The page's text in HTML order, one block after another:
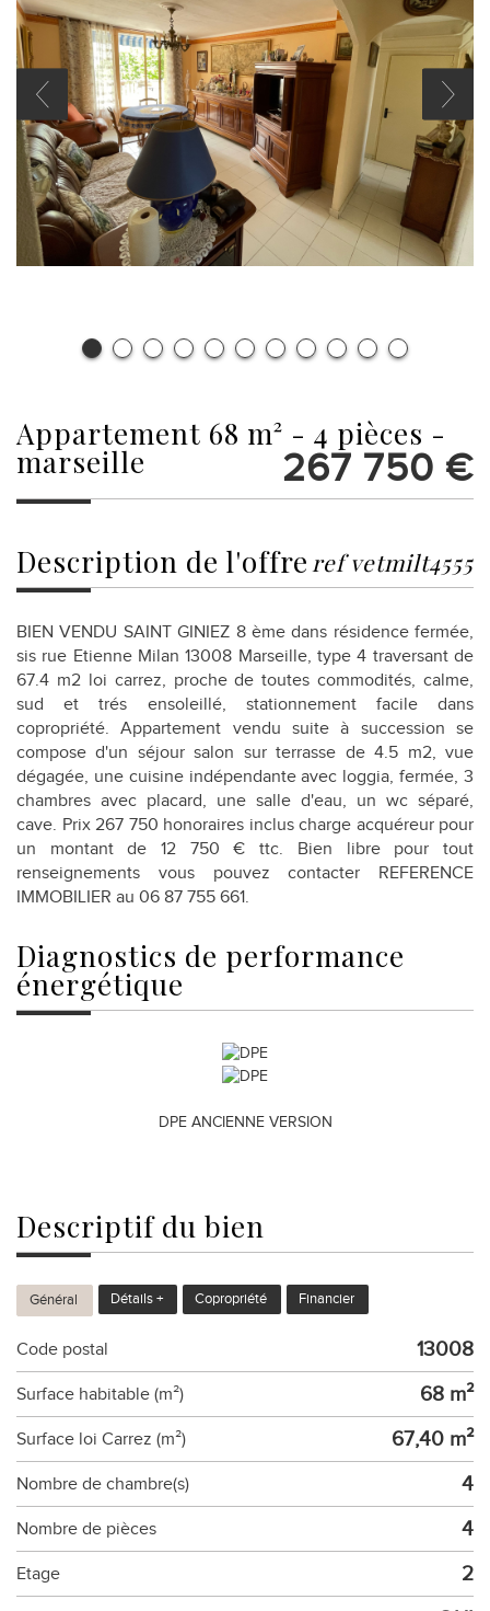
appartement 68 m² - 4 pièces -
marseille 267 750 €
description de l'offre ref vetmilt4555
BIEN VENDU SAINT GINIEZ 8 ème dans résidence fermée,
sis rue Etienne Milan 13008 Marseille, type 4 traversant de
67.4 m2 loi carrez, proche de toutes commodités, calme,
sud et trés ensoleillé, stationnement facile dans
copropriété. Appartement vendu suite à succession se
compose d'un séjour salon sur terrasse de 4.5 m2, vue
dégagée, une cuisine indépendante avec loggia, fermée, 3
chambres avec placard, une salle d'eau, un wc séparé,
cave. Prix 267 750 honoraires inclus charge acquéreur pour
un montant de 12 750 € ttc. Bien libre pour tout
renseignements vous pouvez contacter REFERENCE
IMMOBILIER au 06 87 755 661.
diagnostics de performance
énergétique
DPE ANCIENNE VERSION
descriptif du bien
Général Détails + Copropriété Financier
Code postal 13008
Surface habitable (m²) 68 m²
Surface loi Carrez (m²) 67,40 m²
Nombre de chambre(s) 4
Nombre de pièces 4
Etage 2